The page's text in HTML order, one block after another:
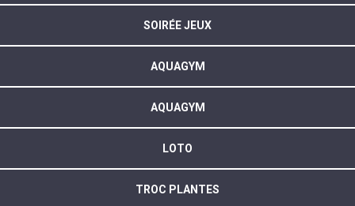
SOIRÉE JEUX
AQUAGYM
AQUAGYM
LOTO
TROC PLANTES